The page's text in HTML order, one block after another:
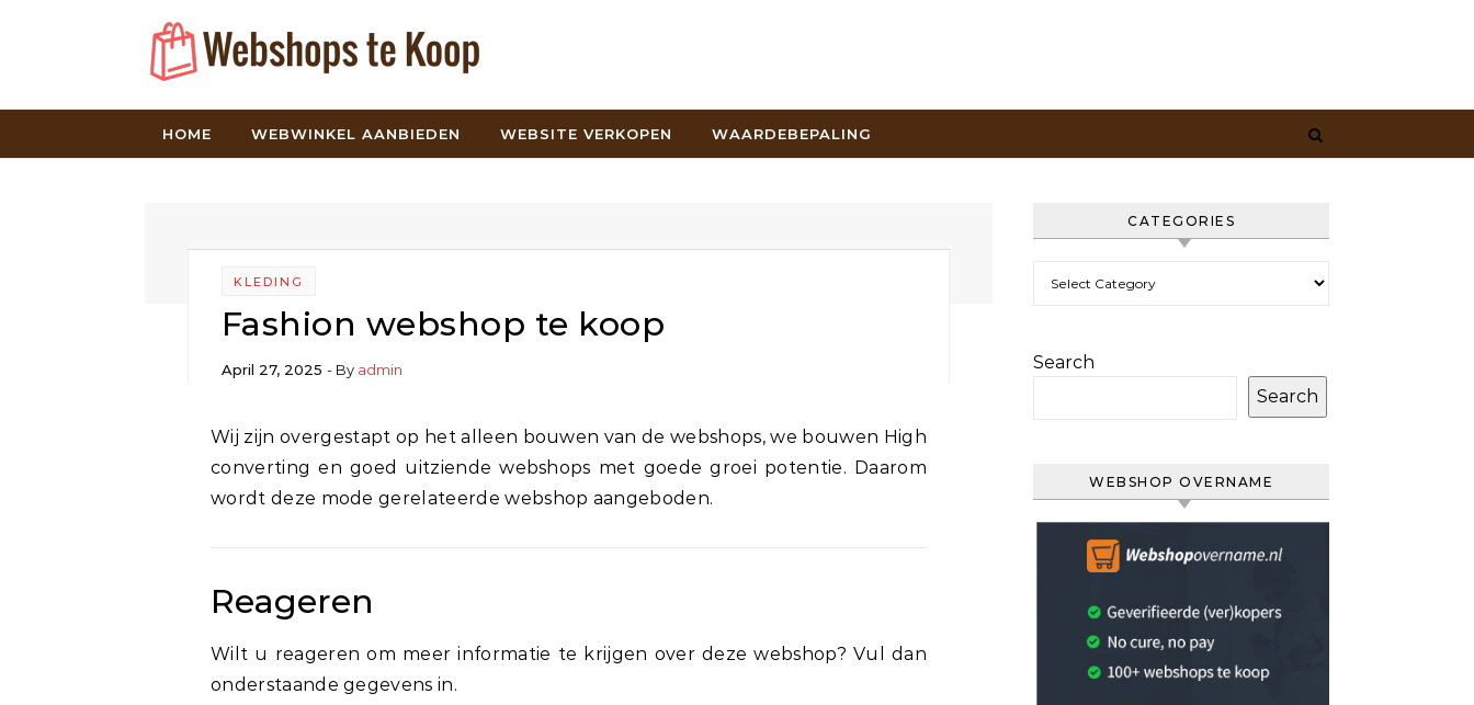
HOME WEBWINKEL AANBIEDEN WEBSITE VERKOPEN WAARDEBEPALING
KLEDING
Fashion webshop te koop
April 27, 2025 - By admin
Wij zijn overgestapt op het alleen bouwen van de webshops, we bouwen High
converting en goed uitziende webshops met goede groei potentie. Daarom
wordt deze mode gerelateerde webshop aangeboden.
Reageren
Wilt u reageren om meer informatie te krijgen over deze webshop? Vul dan
onderstaande gegevens in.
CATEGORIES
Search
Search
WEBSHOP OVERNAME